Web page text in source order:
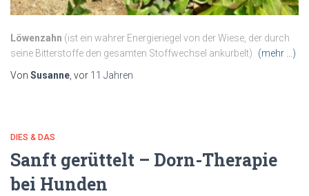
Löwenzahn (ist ein wahrer Energieriegel von der Wiese, der durch
seine Bitterstoffe den gesamten Stoffwechsel ankurbelt)
(mehr …)
Von Susanne , vor 11 Jahren
DIES & DAS
Sanft gerüttelt – Dorn-Therapie
bei Hunden